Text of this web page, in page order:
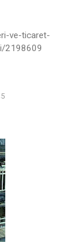
ve-ticaret-
2198609